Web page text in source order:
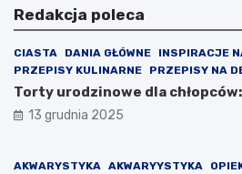
Redakcja poleca
CIASTA DANIA GŁÓWNE INSPIRACJE
PRZEPISY KULINARNE
PRZEPISY NA
Torty urodzinowe dla
13 grudnia 2025
AKWARYSTYKA AKWARYYSTYKA